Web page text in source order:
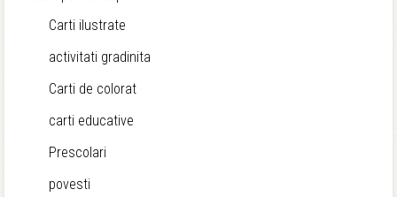
Carti ilustrate
activitati gradinita
Carti de colorat
carti educative
Prescolari
povesti